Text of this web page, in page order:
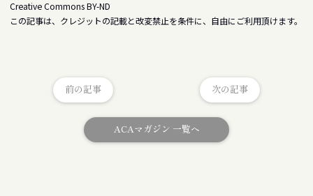
Creative Commons BY-ND
この記事は、クレジットの記載と改変禁止を条件に、自由にご利用頂けます。
前の記事
ACAマガジン 一覧へ
次の記事